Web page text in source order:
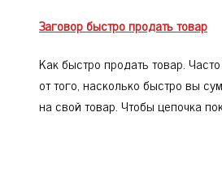
Заговор быстро продать товар
Как быстро продать товар.
от того, насколько быстро вы
на свой товар. Чтобы цепочка